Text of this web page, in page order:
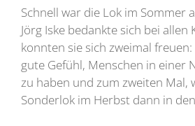
Schnell war die Lok im Sommer
Jörg Iske bedankte sich bei allen
konnten sie sich zweimal
gute Gefühl, Menschen in einer
zu haben und zum zweiten Mal,
Sonderlok im Herbst dann in